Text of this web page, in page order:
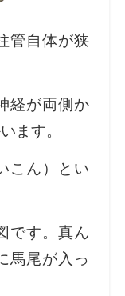
管自体が狭
経が両側か
ます。
こん）とい
です。真ん
馬尾が入っ